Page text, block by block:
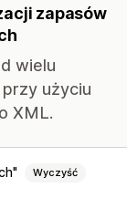
zapasów
wielu
użyciu
XML.
Wyczyść